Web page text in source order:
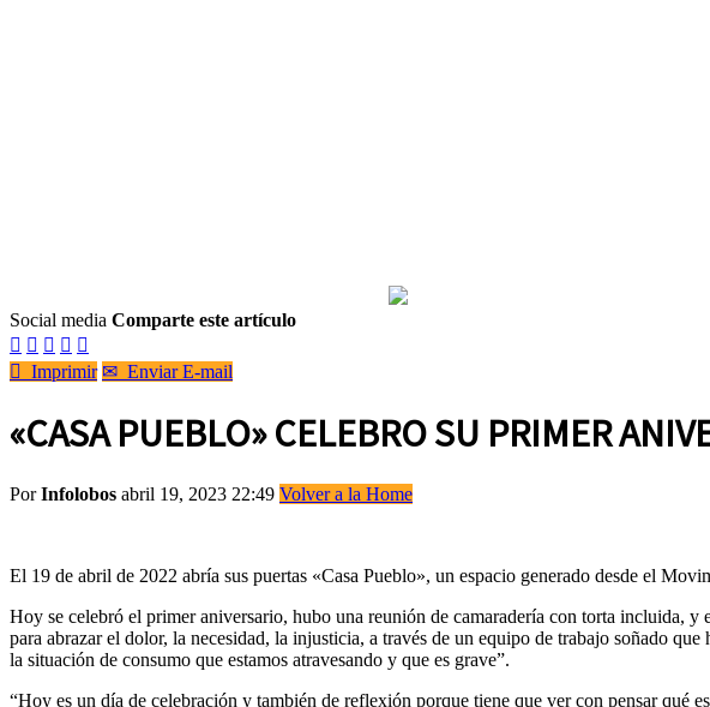
Social media Comparte este artículo
    
 Imprimir ✉ Enviar E-mail
«CASA PUEBLO» CELEBRO SU PRIMER
PorInfolobos abril 19, 2023 22:49 Volver a la Home
El 19 de abril de 2022 abría sus puertas «Casa Pueblo», un espacio generado desde el
Hoy se celebró el primer aniversario, hubo una reunión de camaradería con torta incluida,
para abrazar el dolor, la necesidad, la injusticia, a través de un equipo de trabajo soñado
la situación de consumo que estamos atravesando y que es grave”.
“Hoy es un día de celebración y también de reflexión porque tiene que ver con pensar qué